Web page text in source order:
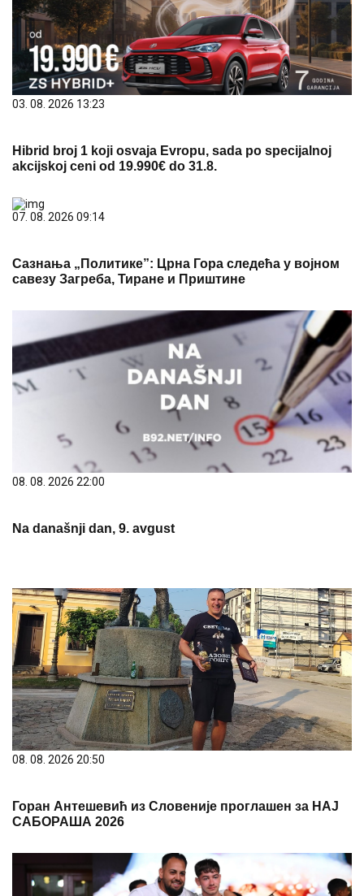
03. 08. 2026 13:23
Hibrid broj 1 koji osvaja Evropu, sada po specijalnoj
akcijskoj ceni od 19.990€ do 31.8.
07. 08. 2026 09:14
Сазнања „Политике”: Црна Гора следећа у војном
савезу Загреба, Тиране и Приштине
08. 08. 2026 22:00
Na današnji dan, 9. avgust
08. 08. 2026 20:50
Горан Антешевић из Словеније проглашен за НАЈ
САБОРАША 2026